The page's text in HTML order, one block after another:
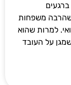
שהרבה משפחות
למרות שהוא
על העובד